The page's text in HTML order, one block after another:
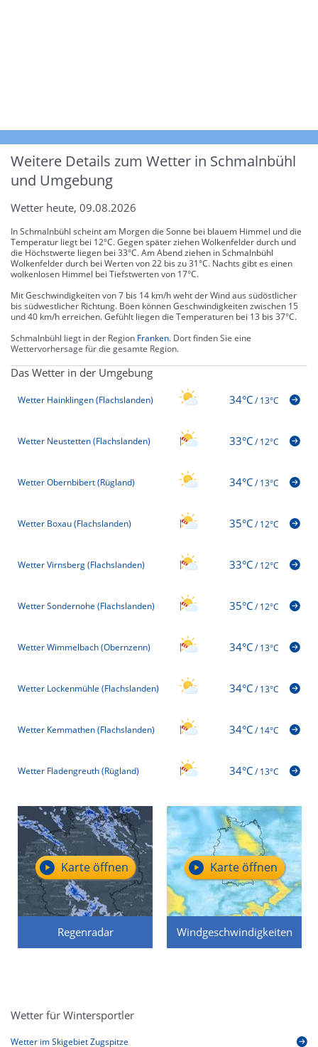
Weitere Details zum Wetter in Schmalnbühl
und Umgebung
Wetter heute, 09.08.2026
In Schmalnbühl scheint am Morgen die Sonne bei blauem Himmel und die
Temperatur liegt bei 12°C. Gegen später ziehen Wolkenfelder durch und
die Höchstwerte liegen bei 33°C. Am Abend ziehen in Schmalnbühl
Wolkenfelder durch bei Werten von 22 bis zu 31°C. Nachts gibt es einen
wolkenlosen Himmel bei Tiefstwerten von 17°C.
Mit Geschwindigkeiten von 7 bis 14 km/h weht der Wind aus südöstlicher
bis südwestlicher Richtung. Böen können Geschwindigkeiten zwischen 15
und 40 km/h erreichen. Gefühlt liegen die Temperaturen bei 13 bis 37°C.
Schmalnbühl liegt in der Region Franken. Dort finden Sie eine
Wettervorhersage für die gesamte Region.
Das Wetter in der Umgebung
Wetter Hainklingen (Flachslanden) 34°C/13°C
Wetter Neustetten (Flachslanden) 33°C/12°C
Wetter Obernbibert (Rügland) 34°C/13°C
Wetter Boxau (Flachslanden) 35°C/12°C
Wetter Virnsberg (Flachslanden) 33°C/12°C
Wetter Sondernohe (Flachslanden) 35°C/12°C
Wetter Wimmelbach (Obernzenn) 34°C/13°C
Wetter Lockenmühle (Flachslanden) 34°C/13°C
Wetter Kemmathen (Flachslanden) 34°C/14°C
Wetter Fladengreuth (Rügland) 34°C/13°C
Regenradar
Karte öffnen
Windgeschwindigkeiten
Karte öffnen
Wetter für Wintersportler
Wetter im Skigebiet Zugspitze